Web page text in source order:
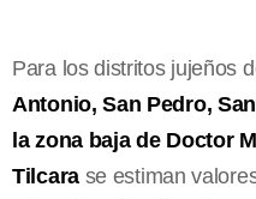
Para los distritos jujeños
Antonio, San Pedro,
la zona baja de Doctor
Tilcarase estiman